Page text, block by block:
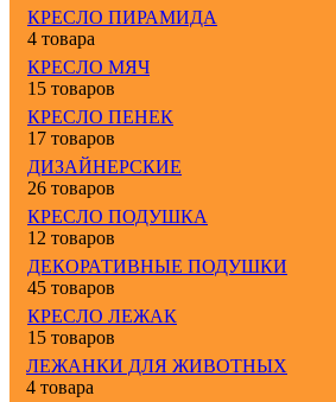
КРЕСЛО ПИРАМИДА
4 товара
КРЕСЛО МЯЧ
15 товаров
КРЕСЛО ПЕНЕК
17 товаров
ДИЗАЙНЕРСКИЕ
26 товаров
КРЕСЛО ПОДУШКА
12 товаров
ДЕКОРАТИВНЫЕ ПОДУШКИ
45 товаров
КРЕСЛО ЛЕЖАК
15 товаров
ЛЕЖАНКИ ДЛЯ ЖИВОТНЫХ
4 товара